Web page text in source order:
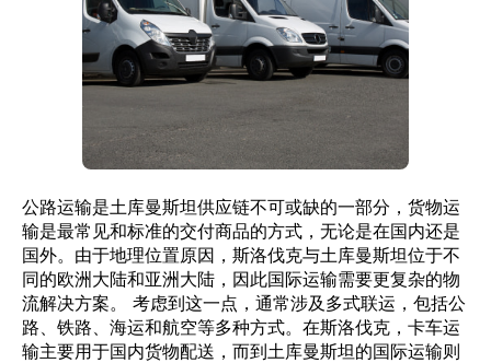
公路运输是土库曼斯坦供应链不可或缺的一部分，货物运
输是最常见和标准的交付商品的方式，无论是在国内还是
国外。由于地理位置原因，斯洛伐克与土库曼斯坦位于不
同的欧洲大陆和亚洲大陆，因此国际运输需要更复杂的物
流解决方案。 考虑到这一点，通常涉及多式联运，包括公
路、铁路、海运和航空等多种方式。在斯洛伐克，卡车运
输主要用于国内货物配送，而到土库曼斯坦的国际运输则